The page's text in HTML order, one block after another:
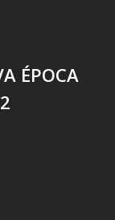
ÉPOCA